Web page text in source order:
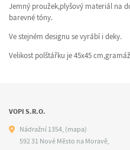
Jemný proužek,plyšový materiál na
barevné tóny.
Ve stejném designu se vyrábí i deky.
Velikost polštářku je 45x45
VOPI S.R.O.
Nádražní 1354, (mapa)
592 31 Nové Město na Moravě,